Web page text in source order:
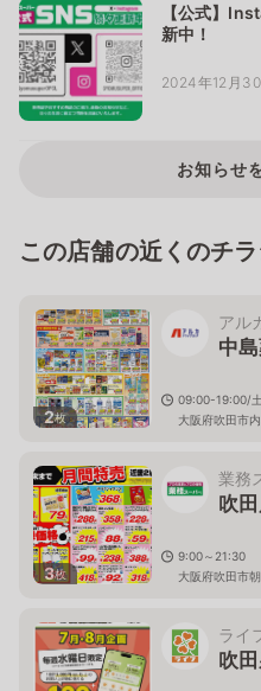
【公式】
新中！
2024年12月30
お知らせ
この店舗の近くのチ
2枚
アル
中
09:00-19:00/
大阪府吹田市
3枚
業務
吹
9:00～21:30
大阪府吹田市
ライ
吹